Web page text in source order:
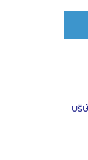
บริ